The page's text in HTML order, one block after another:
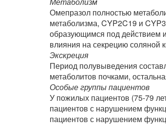
Омепразол полностью
метаболизма, CYP2C19 и
образующимся под действием
влияния на секрецию соляной
Экскреция
Период полувыведения
метаболитов почками,
Особые группы пациентов
У пожилых пациентов (75-79
пациентов с нарушением
пациентов с нарушением